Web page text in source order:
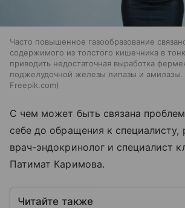
Часто повышенное газообразование
содержимого из толстого кишечника в
приводить недостаточная выработка
поджелудочной железы липазы и амилазы.
Freepik.com
С чем может быть связана
себе до обращения к специалисту,
врач-эндокринолог и специалист
Патимат Каримова.
Читайте также